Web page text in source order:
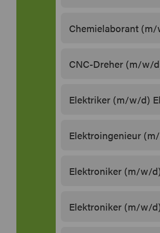
Chemielaborant
CNC-Dreher (m/w/
Elektriker (m/w/d)
Elektroingenieur
Elektroniker (m/w/
Elektroniker (m/w/